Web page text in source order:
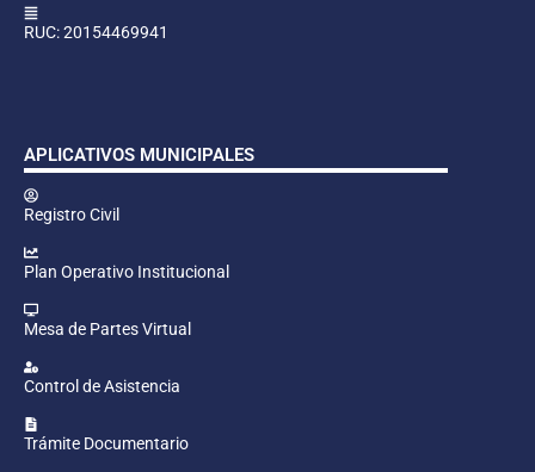
RUC: 20154469941
APLICATIVOS MUNICIPALES
Registro Civil
Plan Operativo Institucional
Mesa de Partes Virtual
Control de Asistencia
Trámite Documentario